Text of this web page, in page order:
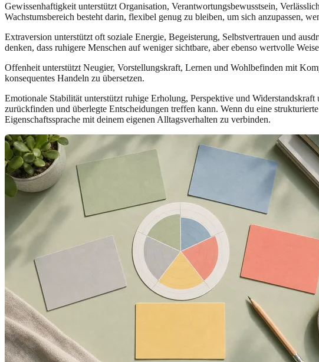
Gewissenhaftigkeit unterstützt Organisation, Verantwortungsbewusstsein,
Wachstumsbereich besteht darin, flexibel genug zu bleiben, um sich anzupassen,
Extraversion unterstützt oft soziale Energie, Begeisterung, Selbstvertrauen und
denken, dass ruhigere Menschen auf weniger sichtbare, aber ebenso wertvolle
Offenheit unterstützt Neugier, Vorstellungskraft, Lernen und Wohlbefinden mit
konsequentes Handeln zu übersetzen.
Emotionale Stabilität unterstützt ruhige Erholung, Perspektive und
zurückfinden und überlegte Entscheidungen treffen kann. Wenn du eine
Eigenschaftssprache mit deinem eigenen Alltagsverhalten zu verbinden.